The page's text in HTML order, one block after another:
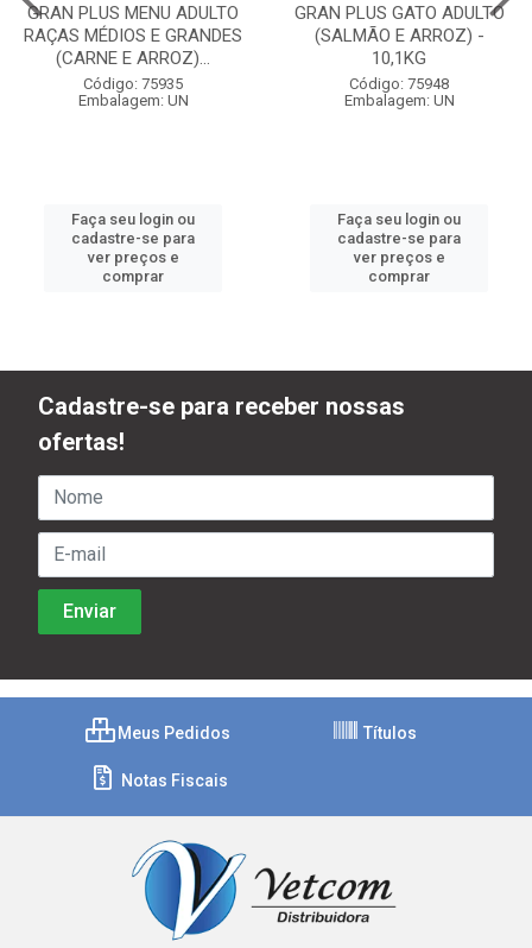
GRAN PLUS MENU ADULTO
RAÇAS MÉDIOS E GRANDES
(CARNE E ARROZ)...
Código: 75935
Embalagem: UN
Faça seu login ou
cadastre-se para
ver preços e
comprar
GRAN PLUS GATO ADULTO
(SALMÃO E ARROZ) -
10,1KG
Código: 75948
Embalagem: UN
Faça seu login ou
cadastre-se para
ver preços e
comprar
Cadastre-se para receber nossas
ofertas!
Meus Pedidos Títulos
Notas Fiscais